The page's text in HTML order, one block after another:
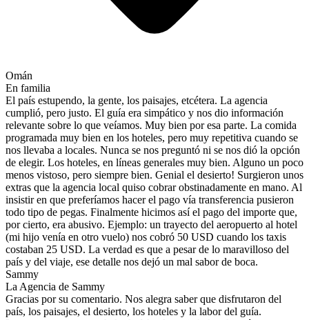
Omán
En familia
El país estupendo, la gente, los paisajes, etcétera. La agencia
cumplió, pero justo. El guía era simpático y nos dio información
relevante sobre lo que veíamos. Muy bien por esa parte. La comida
programada muy bien en los hoteles, pero muy repetitiva cuando se
nos llevaba a locales. Nunca se nos preguntó ni se nos dió la opción
de elegir. Los hoteles, en líneas generales muy bien. Alguno un poco
menos vistoso, pero siempre bien. Genial el desierto! Surgieron unos
extras que la agencia local quiso cobrar obstinadamente en mano. Al
insistir en que preferíamos hacer el pago vía transferencia pusieron
todo tipo de pegas. Finalmente hicimos así el pago del importe que,
por cierto, era abusivo. Ejemplo: un trayecto del aeropuerto al hotel
(mi hijo venía en otro vuelo) nos cobró 50 USD cuando los taxis
costaban 25 USD. La verdad es que a pesar de lo maravilloso del
país y del viaje, ese detalle nos dejó un mal sabor de boca.
Sammy
La Agencia de Sammy
Gracias por su comentario. Nos alegra saber que disfrutaron del
país, los paisajes, el desierto, los hoteles y la labor del guía.